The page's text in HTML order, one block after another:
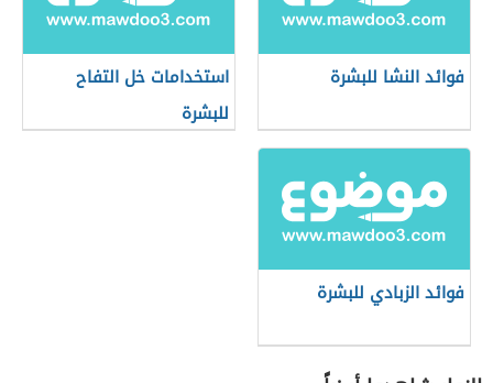
فوائد النشا للبشرة
استخدامات خل التفاح
للبشرة
فوائد الزبادي للبشرة